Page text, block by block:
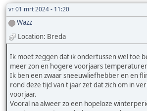
vr 01 mrt 2024 - 11:20
Wazz
Location: Breda
Ik moet zeggen dat ik ondertussen wel toe
meer zon en hogere voorjaars
Ik ben een zwaar sneeuwliefhebber en en
rond deze tijd van t jaar zet dat zich om in
voorjaar.
Vooral na alweer zo een hopeloze